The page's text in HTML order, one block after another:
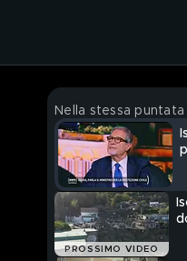
Nella stessa puntata
PROSSIMO VIDEO